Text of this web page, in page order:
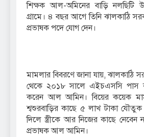
শিক্ষক আল-অমিনের বাড়ি নলছিটি
গ্রামে। ৪ বছর আগে তিনি ঝালকাঠি
প্রভাষক পদে যোগ দেন।
মামলার বিবরণে জানা যায়, ঝালকাঠি
থেকে ২০১৮ সালে এইচএসসি পাস
করেন আল আমিন। বিয়ের কয়েক
শ্বশুরবাড়ির কাছে ৫ লাখ টাকা যৌতুক
দিলে স্ত্রীকে আর নিজের কাছে
প্রভাষক আল আমিন।